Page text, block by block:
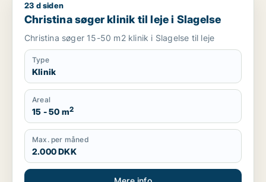
Christina søger klinik til leje i Slagelse
23 d siden
Christina søger klinik til leje i Slagelse
Christina søger 15-50 m2 klinik i Slagelse til leje
Type
Klinik
Areal
15 - 50 m2
Max. per måned
2.000 DKK